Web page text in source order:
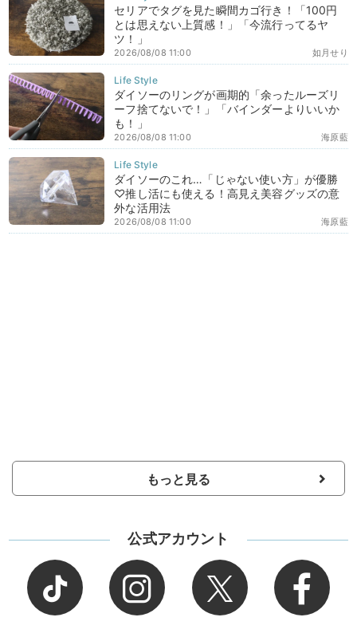
セリアでタグを見た瞬間カゴ行き！「100円
とは思えない上質感！」「今流行ってるヤ
ツ！」
如月せり
2026/08/08 11:00
ダイソーのリングが画期的「余ったルーズリ
ーフ捨てないで！」「バインダーよりいいか
も！」
海原藍
2026/08/08 11:00
ダイソーのこれ…「じゃない使い方」が優勝
♡推し活にも使える！高見え美容グッズの意
外な活用法
海原藍
2026/08/08 11:00
もっと見る
公式アカウント